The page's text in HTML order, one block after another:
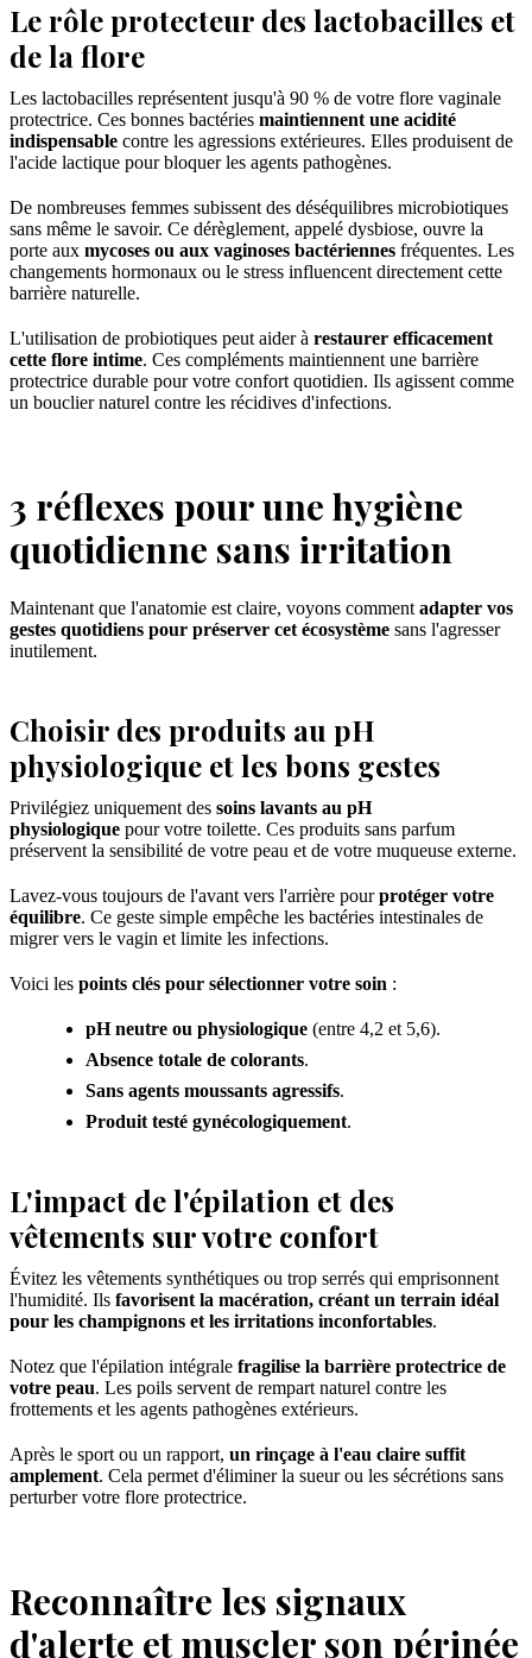
Le rôle protecteur des lactobacilles et
de la flore
Les lactobacilles représentent jusqu'à 90 % de votre flore vaginale
protectrice. Ces bonnes bactéries maintiennent une acidité
indispensable contre les agressions extérieures. Elles produisent de
l'acide lactique pour bloquer les agents pathogènes.
De nombreuses femmes subissent des déséquilibres microbiotiques
sans même le savoir. Ce dérèglement, appelé dysbiose, ouvre la
porte aux mycoses ou aux vaginoses bactériennes fréquentes. Les
changements hormonaux ou le stress influencent directement cette
barrière naturelle.
L'utilisation de probiotiques peut aider à restaurer efficacement
cette flore intime. Ces compléments maintiennent une barrière
protectrice durable pour votre confort quotidien. Ils agissent comme
un bouclier naturel contre les récidives d'infections.
3 réflexes pour une hygiène
quotidienne sans irritation
Maintenant que l'anatomie est claire, voyons comment adapter vos
gestes quotidiens pour préserver cet écosystème sans l'agresser
inutilement.
Choisir des produits au pH
physiologique et les bons gestes
Privilégiez uniquement des soins lavants au pH
physiologique pour votre toilette. Ces produits sans parfum
préservent la sensibilité de votre peau et de votre muqueuse externe.
Lavez-vous toujours de l'avant vers l'arrière pourprotéger votre
équilibre. Ce geste simple empêche les bactéries intestinales de
migrer vers le vagin et limite les infections.
Voici les points clés pour sélectionner votre soin :
pH neutre ou physiologique (entre 4,2 et 5,6).
Absence totale de colorants.
Sans agents moussants agressifs.
Produit testé gynécologiquement.
L'impact de l'épilation et des
vêtements sur votre confort
Évitez les vêtements synthétiques ou trop serrés qui emprisonnent
l'humidité. Ils favorisent la macération, créant un terrain idéal
pour les champignons et les irritations inconfortables.
Notez que l'épilation intégrale fragilise la barrière protectrice de
votre peau. Les poils servent de rempart naturel contre les
frottements et les agents pathogènes extérieurs.
Après le sport ou un rapport, un rinçage à l'eau claire suffit
amplement. Cela permet d'éliminer la sueur ou les sécrétions sans
perturber votre flore protectrice.
Reconnaître les signaux
d'alerte et muscler son périnée